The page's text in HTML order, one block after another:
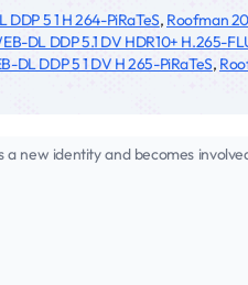
5 1 H 264-PiRaTeS, Roofman
DL DDP 5.1 DV HDR10+ H.265-
DL DDP 5 1 DV H 265-PiRaTeS,
new identity and becomes